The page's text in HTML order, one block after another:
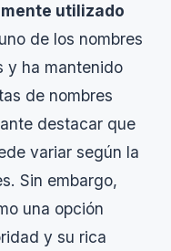
utilizado
de los nombres
y ha mantenido
de nombres
destacar que
variar según la
Sin embargo,
una opción
y su rica